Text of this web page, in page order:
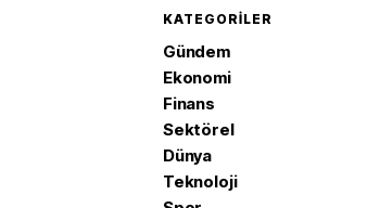
KATEGORILER
Gündem
Ekonomi
Finans
Sektörel
Dünya
Teknoloji